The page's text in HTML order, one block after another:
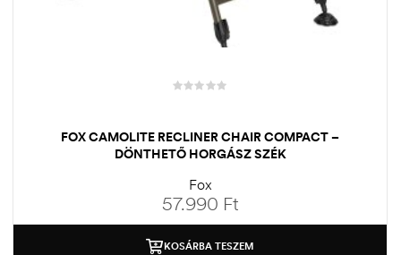
FOX CAMOLITE RECLINER CHAIR COMPACT –
DÖNTHETŐ HORGÁSZ SZÉK
Fox
57.990 Ft
KOSÁRBA TESZEM